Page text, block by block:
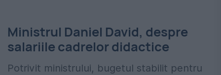
Ministrul Daniel David, despre
salariile cadrelor didactice
Potrivit ministrului, bugetul stabilit pentru